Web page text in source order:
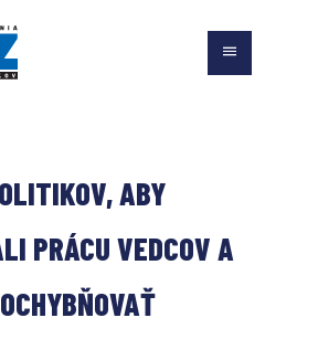
ABY
PRÁCU VEDCOV A